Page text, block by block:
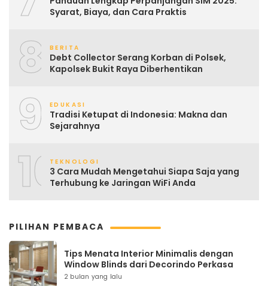
Syarat, Biaya, dan Cara Praktis
8 BERITA
Debt Collector Serang Korban di Polsek,
Kapolsek Bukit Raya Diberhentikan
9 EDUKASI
Tradisi Ketupat di Indonesia: Makna dan
Sejarahnya
10TEKNOLOGI
3 Cara Mudah Mengetahui Siapa Saja yang
Terhubung ke Jaringan WiFi Anda
PILIHAN PEMBACA
Tips Menata Interior Minimalis dengan
Window Blinds dari Decorindo Perkasa
2 bulan yang lalu